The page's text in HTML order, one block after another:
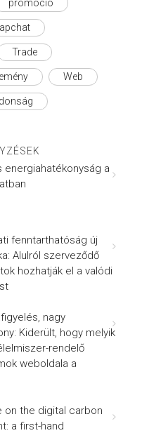
promóció
Trade
Web
energiahatékonyság a
fenntarthatóság új
Alulról szerveződő
hozhatják el a valódi
nagy
Kiderült, hogy melyik
rendelő
weboldala a
on the digital carbon
a first-hand